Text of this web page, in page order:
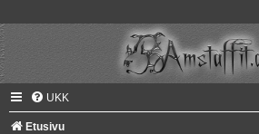
UKK
Etusivu